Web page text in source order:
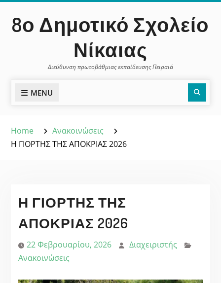
content
8ο Δημοτικό Σχολείο
Νίκαιας
Διεύθυνση πρωτοβάθμιας εκπαίδευσης Πειραιά
MENU
Home
Ανακοινώσεις
Η ΓΙΟΡΤΗΣ ΤΗΣ ΑΠΟΚΡΙΑΣ 2026
Η ΓΙΟΡΤΗΣ ΤΗΣ
ΑΠΟΚΡΙΑΣ 2026
22 Φεβρουαρίου, 2026
Διαχειριστής
Ανακοινώσεις